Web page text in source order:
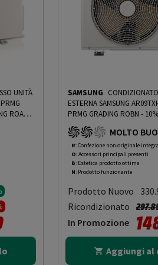
UNITÀ
ROAN -
da
SAMSUNG
ESTERNA SAMSUNG
PRMG GRADING ROBN - 10%
ROBN - 10%
MOLTO
R: Confezione non originale integra
O: Accessori principali presenti
B: Estetica prodotto ottima
N: Prodotto funzionante
Prodotto Nuovo
Ricondizionato
In Promozione
Aggiungi al